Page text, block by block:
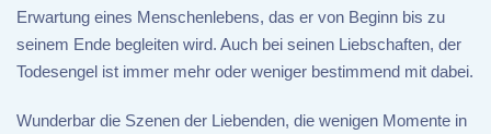
Erwartung eines Menschenlebens, das er von Beginn bis zu
seinem Ende begleiten wird. Auch bei seinen Liebschaften, der
Todesengel ist immer mehr oder weniger bestimmend mit dabei.
Wunderbar die Szenen der Liebenden, die wenigen Momente in